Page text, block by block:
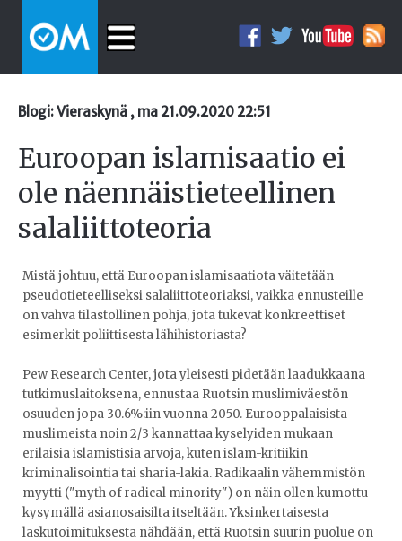
Blogi: Vieraskynä , ma 21.09.2020 22:51
Euroopan islamisaatio ei
ole näennäistieteellinen
salaliittoteoria
Mistä johtuu, että Euroopan islamisaatiota väitetään
pseudotieteelliseksi salaliittoteoriaksi, vaikka ennusteille
on vahva tilastollinen pohja, jota tukevat konkreettiset
esimerkit poliittisesta lähihistoriasta?
Pew Research Center, jota yleisesti pidetään laadukkaana
tutkimuslaitoksena, ennustaa Ruotsin muslimiväestön
osuuden jopa 30.6%:iin vuonna 2050. Eurooppalaisista
muslimeista noin 2/3 kannattaa kyselyiden mukaan
erilaisia islamistisia arvoja, kuten islam-kritiikin
kriminalisointia tai sharia-lakia. Radikaalin vähemmistön
myytti ("myth of radical minority") on näin ollen kumottu
kysymällä asianosaisilta itseltään. Yksinkertaisesta
laskutoimituksesta nähdään, että Ruotsin suurin puolue on